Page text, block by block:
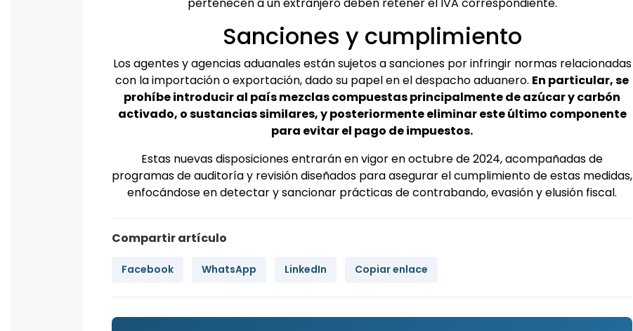
Sanciones y cumplimiento
Los agentes y agencias aduanales están sujetos a sanciones por infringir normas relacionadas
con la importación o exportación, dado su papel en el despacho aduanero. En particular, se
prohíbe introducir al país mezclas compuestas principalmente de azúcar y carbón
activado, o sustancias similares, y posteriormente eliminar este último componente
para evitar el pago de impuestos.
Estas nuevas disposiciones entrarán en vigor en octubre de 2024, acompañadas de
programas de auditoría y revisión diseñados para asegurar el cumplimiento de estas medidas,
enfocándose en detectar y sancionar prácticas de contrabando, evasión y elusión fiscal.
Compartir artículo
Facebook WhatsApp LinkedIn Copiar enlace